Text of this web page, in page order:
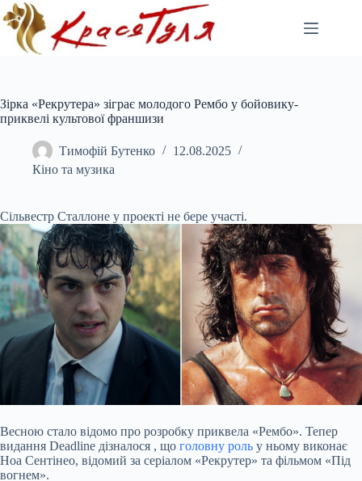
Перейти
до
вмісту
Зірка «Рекрутера» зіграє молодого Рембо у бойовику-
приквелі культової франшизи
Тимофій Бутенко
12.08.2025
Кіно та музика
Сільвестр Сталлоне у проекті не бере участі.
Весною стало відомо про розробку приквела «Рембо». Тепер
видання Deadline дізналося , що головну роль у ньому виконає
Ноа Сентінео, відомий за серіалом «Рекрутер» та фільмом «Під
вогнем».